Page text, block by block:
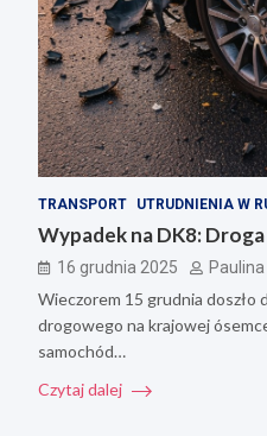
TRANSPORT UTRUDNIENIA W
Wypadek na DK8:
16 grudnia 2025
Wieczorem 15 grudnia doszło
drogowego na krajowej
samochód…
Czytaj dalej